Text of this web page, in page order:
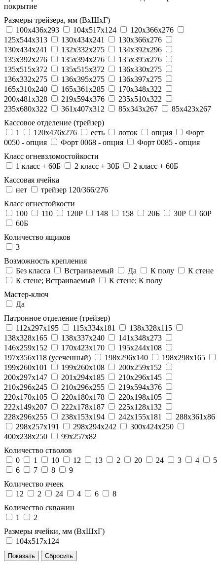
покрытие
Размеры трейзера, мм (ВхШхГ)
100x436x293
104х517х124
120x366x276
125x544x313
130x434x241
130х366х276
130х434х241
132x332x275
134x392x296
135x392x276
135x394x276
135x395x276
135x515x372
135х515х372
136x330x275
136x332x275
136x395x275
136x397x275
165x310x240
165x361x285
170x348x322
200x481x328
219x594x376
235x510x322
235x680x322
361x407x312 85x343x267
85x423x267
Кассовое отделение (трейзер)
1
120х476х276 есть лоток опция
Форт
0050 - опция
Форт 0068 - опция
Форт 0085 - опция
Класс огневзломостойкости
1 класс + 60Б
2 класс + 30Б
2 класс + 60Б
Кассовая ячейка
нет
трейзер 120/366/276
Класс огнестойкости
100
110 120P 148 158 20Б 30P
60P
60Б
Количество ящиков
3
Возможность крепления
Без класса
Встраиваемый Да К полу
К стене
К стене; Встраиваемый
К стене; К полу
Мастер-ключ
Да
Патронное отделение (трейзер)
112x297x195
115x334x181
138x328x115
138x328x165
138x337x240
141x348x273
146x259x152
170x423x170
195x244x108
197x356x118 (усеченный)
198x296x140
198x298x165
199x260x101
199x260x108
200x259x152
200x297x147
201x294x185
210x296x145
210x296x245
210x296x255
219x594x376
220x170x105
220x180x178
220x198x105
222x149x207
222x178x187
225x128x132
228x296x255
238x153x194 242x155x181
288x361x86
298x257x191
298x294x242
300x424x250
400x238x250
99x257x82
Количество стволов
0
1 10 12 13 2 20 24 3 4
5
6
7 8
9
Количество ячеек
12
2 24 4 6
8
Количество скважин
1
2
Размеры ячейки, мм (ВхШхГ)
104х517х124